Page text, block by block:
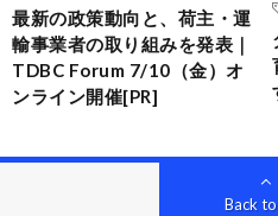
最新の政策動向と、荷主・運
輸事業者の取り組みを発表｜
TDBC Forum 7/10（金）オ
ンライン開催[PR]
Back